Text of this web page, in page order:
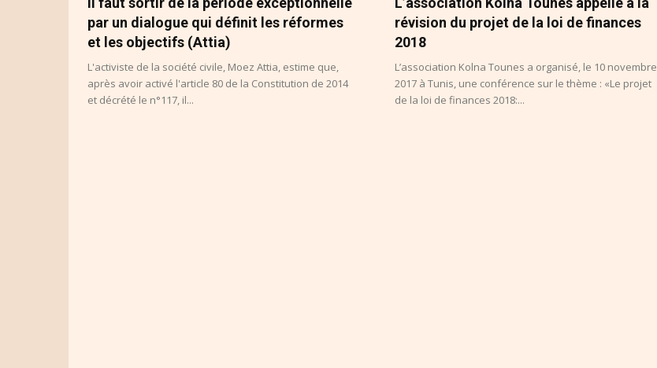
par un dialogue qui définit les réformes
et les objectifs (Attia)
L'activiste de la société civile, Moez Attia, estime que,
après avoir activé l'article 80 de la Constitution de 2014
et décrété le n°117, il...
révision du projet de la loi de finances
2018
L’association Kolna Tounes a organisé, le 10 novembre
2017 à Tunis, une conférence sur le thème : «Le projet
de la loi de finances 2018:...